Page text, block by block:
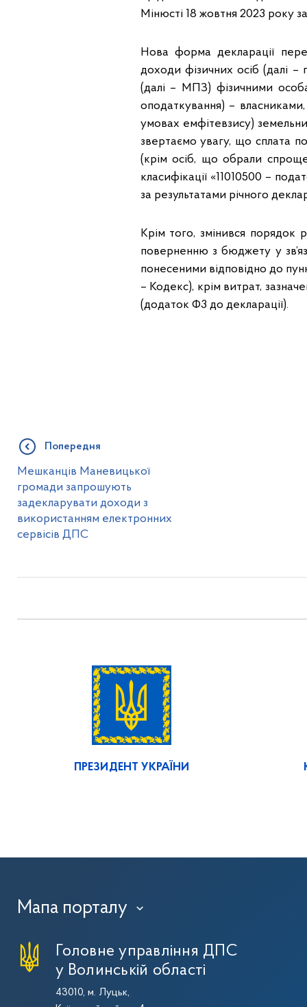
Мінюсті 18 жовтня 2023 року
Нова форма декларації
доходи фізичних осіб (далі –
(далі – МПЗ) фізичними
оподаткування) –
умовах емфітевзису)
звертаємо увагу, що сплата
(крім осіб, що обрали
класифікації «11010500 –
за результатами річного
Крім того, змінився порядок
поверненню з бюджету у
понесеними відповідно до
– Кодекс), крім витрат,
(додаток Ф3 до декларації).
Попередня
Мешканців Маневицької
громади запрошують
задекларувати доходи з
використанням електронних
сервісів ДПС
ПРЕЗИДЕНТ УКРАЇНИ
Мапа порталу ›
Головне управління ДПС
у Волинській області
43010, м. Луцьк,